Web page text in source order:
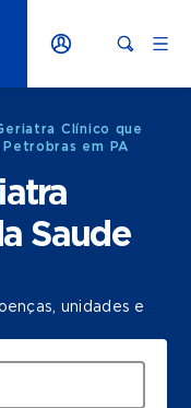
Clínico que
em PA
Saude
unidades e